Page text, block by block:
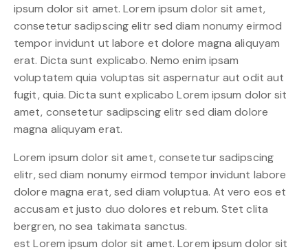
ipsum dolor sit amet. Lorem ipsum dolor sit amet,
consetetur sadipscing elitr sed diam nonumy eirmod
tempor invidunt ut labore et dolore magna aliquyam
erat. Dicta sunt explicabo. Nemo enim ipsam
voluptatem quia voluptas sit aspernatur aut odit aut
fugit, quia. Dicta sunt explicabo Lorem ipsum dolor sit
amet, consetetur sadipscing elitr sed diam dolore
magna aliquyam erat.
Lorem ipsum dolor sit amet, consetetur sadipscing
elitr, sed diam nonumy eirmod tempor invidunt labore
dolore magna erat, sed diam voluptua. At vero eos et
accusam et justo duo dolores et rebum. Stet clita
bergren, no sea takimata sanctus.
est Lorem ipsum dolor sit amet. Lorem ipsum dolor sit